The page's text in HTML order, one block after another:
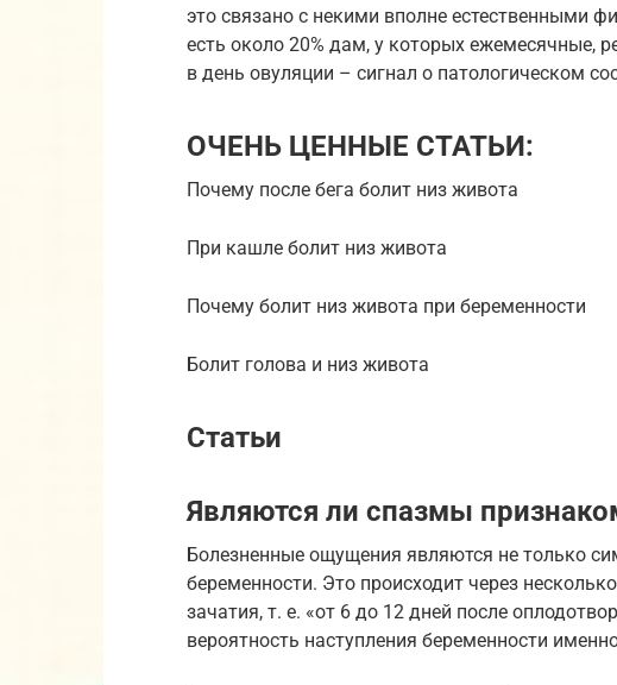
это связано с некими вполне естественными
есть около 20% дам, у которых ежемесячные,
в день овуляции – сигнал о патологическом
ОЧЕНЬ ЦЕННЫЕ СТАТЬИ:
Почему после бега болит низ живота
При кашле болит низ живота
Почему болит низ живота при беременности
Болит голова и низ живота
Статьи
Являются ли спазмы
Болезненные ощущения являются не только
беременности. Это происходит через
зачатия, т. е. «от 6 до 12 дней после
вероятность наступления беременности